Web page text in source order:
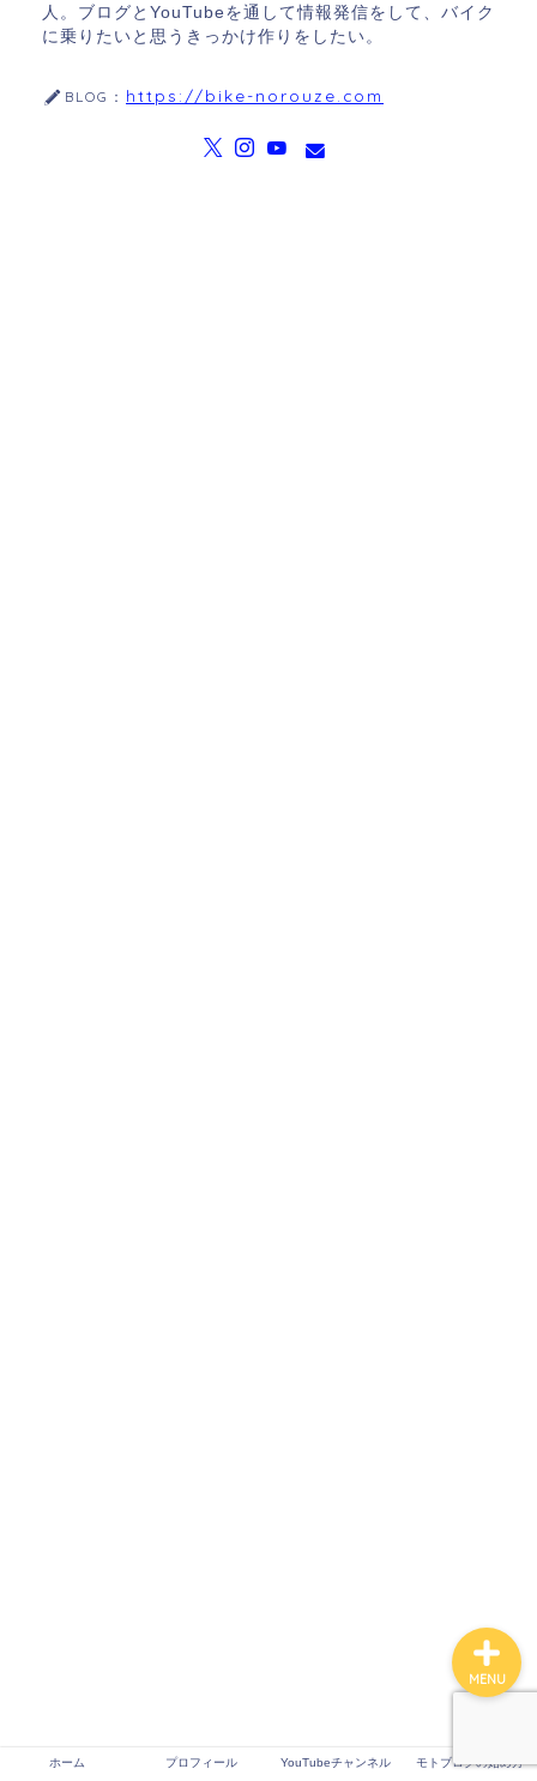
人。ブログとYouTubeを通して情報発信をして、バイク
に乗りたいと思うきっかけ作りをしたい。
BLOG： https://bike-norouze.com
ホーム プロフィール YouTubeチャンネル モトブログの始め方
MENU